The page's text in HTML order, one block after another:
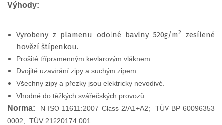
Výhody:
Vyrobeny z plamenu odolné bavlny 520g/m2
zesílené
hovězí štípenkou.
Prošité třípramenným kevlarovým vláknem.
Dvojité uzavírání zipy a suchým zipem.
Všechny zipy a přezky jsou elektricky nevodivé.
Vhodné do těžkých svářečských provozů.
Norma:
N ISO 11611:2007 Class 2/A1+A2; TÜV BP 60096353
0002; TÜV 21220174 001